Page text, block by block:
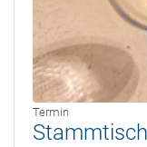
Termin
Stammtisch